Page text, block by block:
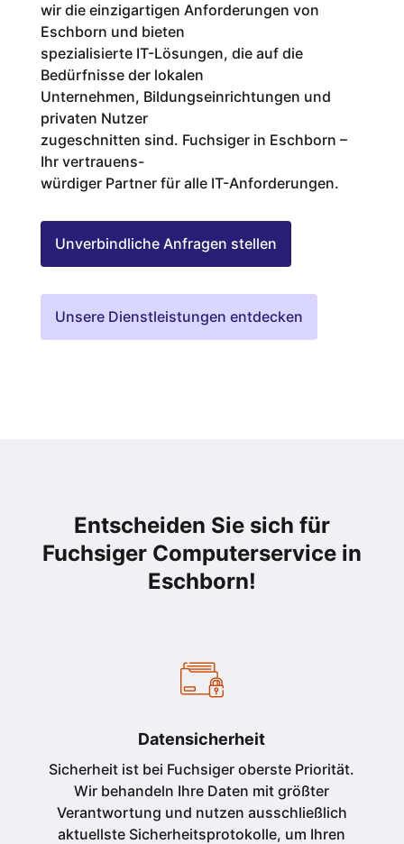
wir die einzigartigen Anforderungen von
Eschborn und bieten
spezialisierte IT-Lösungen, die auf die
Bedürfnisse der lokalen
Unternehmen, Bildungseinrichtungen und
privaten Nutzer
zugeschnitten sind. Fuchsiger in Eschborn –
Ihr vertrauens-
würdiger Partner für alle IT-Anforderungen.
Unverbindliche Anfragen stellen
Unsere Dienstleistungen entdecken
Entscheiden Sie sich für
Fuchsiger Computerservice in
Eschborn!
Datensicherheit
Sicherheit ist bei Fuchsiger oberste Priorität.
Wir behandeln Ihre Daten mit größter
Verantwortung und nutzen ausschließlich
aktuellste Sicherheitsprotokolle, um Ihren